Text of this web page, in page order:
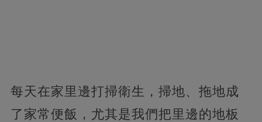
每天在家里邊打掃衛生，掃地、拖地成
了家常便飯，尤其是我們把里邊的地板